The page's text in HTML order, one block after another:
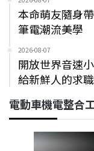
本命萌友隨身
筆電潮流美學
2026-08-07
開放世界音速
給新鮮人的求
電動車機電整合